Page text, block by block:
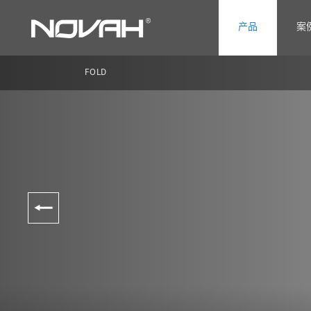
产品 案
FOLD